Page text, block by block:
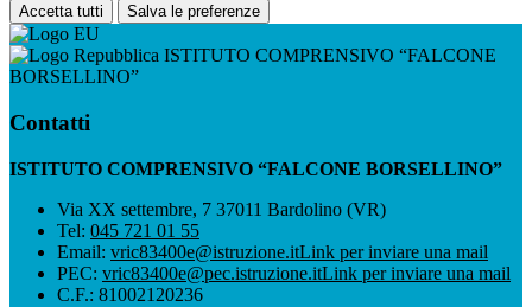
Accetta tutti Salva le preferenze
ISTITUTO COMPRENSIVO “FALCONE
BORSELLINO”
Contatti
ISTITUTO COMPRENSIVO “FALCONE BORSELLINO”
Via XX settembre, 7 37011 Bardolino (VR)
Tel: 045 721 01 55
Email: vric83400e@istruzione.itLink per inviare una mail
PEC: vric83400e@pec.istruzione.itLink per inviare una mail
C.F.: 81002120236